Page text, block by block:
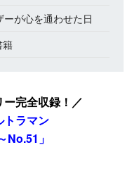
が心を通わせた日
籍
完全収録！／
トラマン
No.51」